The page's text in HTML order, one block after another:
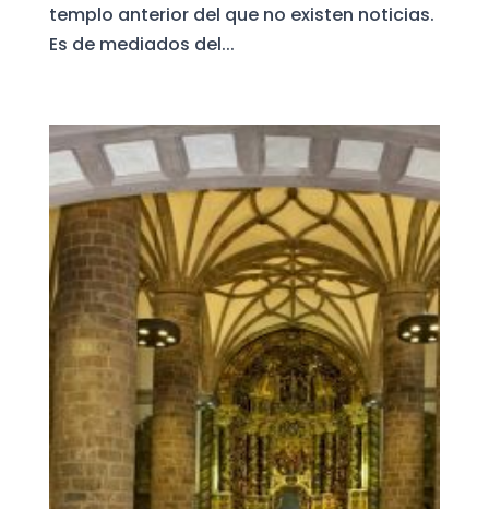
templo anterior del que no existen noticias.
Es de mediados del...